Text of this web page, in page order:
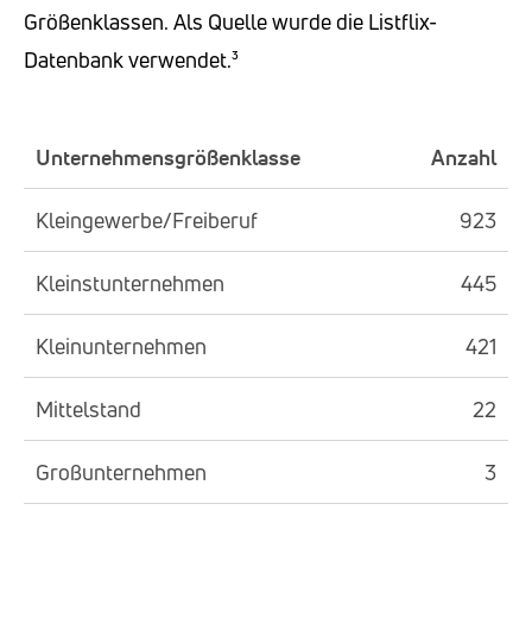
Größenklassen. Als Quelle wurde die Listflix-
Datenbank verwendet.³
Unternehmensgrößenklasse Anzahl
Kleingewerbe/Freiberuf 923
Kleinstunternehmen 445
Kleinunternehmen 421
Mittelstand 22
Großunternehmen 3